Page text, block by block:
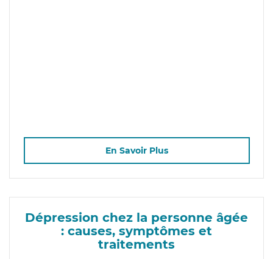
En Savoir Plus
Dépression chez la personne âgée
: causes, symptômes et
traitements